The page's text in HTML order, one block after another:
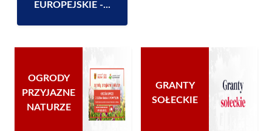
EUROPEJSKIE -...
OGRODY
PRZYJAZNE
NATURZE
GRANTY
SOŁECKIE